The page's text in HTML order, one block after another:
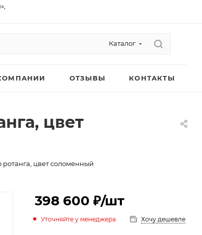
Каталог
ОТЗЫВЫ КОНТАКТЫ
цвет
ротанга, цвет соломенный
398 600 ₽/шт
Уточняйте у менеджера Хочу дешевле